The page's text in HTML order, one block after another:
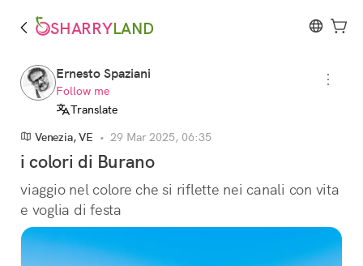
SHARRYLAND
Ernesto Spaziani
Follow me
Translate
Venezia, VE •29 Mar 2025, 06:35
i colori di Burano
viaggio nel colore che si riflette nei canali con vita
e voglia di festa